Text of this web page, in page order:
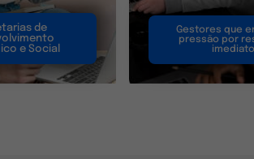
de
e Social
Gestores que
pressão por